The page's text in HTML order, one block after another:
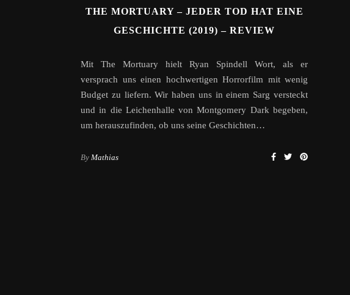
THE MORTUARY – JEDER TOD HAT EINE
GESCHICHTE (2019) – REVIEW
Mit The Mortuary hielt Ryan Spindell Wort, als er
versprach uns einen hochwertigen Horrorfilm mit wenig
Budget zu liefern. Wir haben uns in einem Sarg versteckt
und in die Leichenhalle von Montgomery Dark begeben,
um herauszufinden, ob uns seine Geschichten…
By Mathias